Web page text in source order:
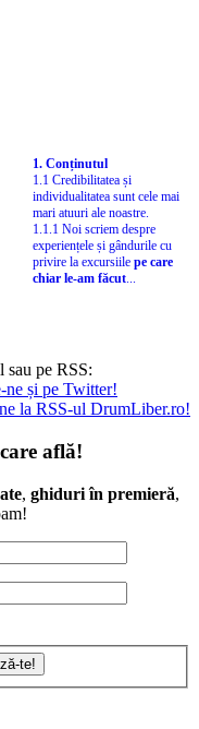
1. Conținutul
1.1 Credibilitatea și
individualitatea sunt cele mai
mari atuuri ale noastre.
1.1.1 Noi scriem despre
experiențele și gândurile cu
privire la excursiilepe care
sau pe RSS:
ne și pe Twitter!
,